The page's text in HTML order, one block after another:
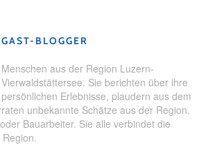
GAST-BLOGGER
Menschen aus der Region Luzern-
Vierwaldstättersee. Sie berichten über ihre
persönlichen Erlebnisse, plaudern aus dem
unbekannte Schätze aus der Region.
Bauarbeiter. Sie alle verbindet die